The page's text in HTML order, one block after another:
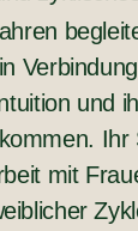
und
Ihr
mit